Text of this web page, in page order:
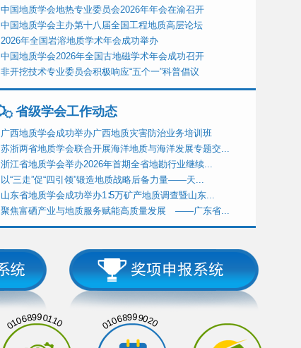
中国地质学会地热专业委员会2026年年会在渝召开
中国地质学会主办第十八届全国工程地质高层论坛
2026年全国岩溶地质学术年会成功举办
中国地质学会2026年全国古地磁学术年会成功召开
非开挖技术专业委员会积极响应“五个一”科普倡议
省级学会工作动态
广西地质学会成功举办广西地质灾害防治业务培训班
苏浙两省地质学会联合开展海洋地质与海洋发展专题交...
浙江省地质学会举办2026年首期全省地勘行业继续...
以“三走”促“四引领”锻造地质战略后备力量——天...
山东省地质学会成功举办1∶5万矿产地质调查暨山东...
聚焦富硒产业与地质服务赋能高质量发展 ——广东省...
01068990110 01068999020